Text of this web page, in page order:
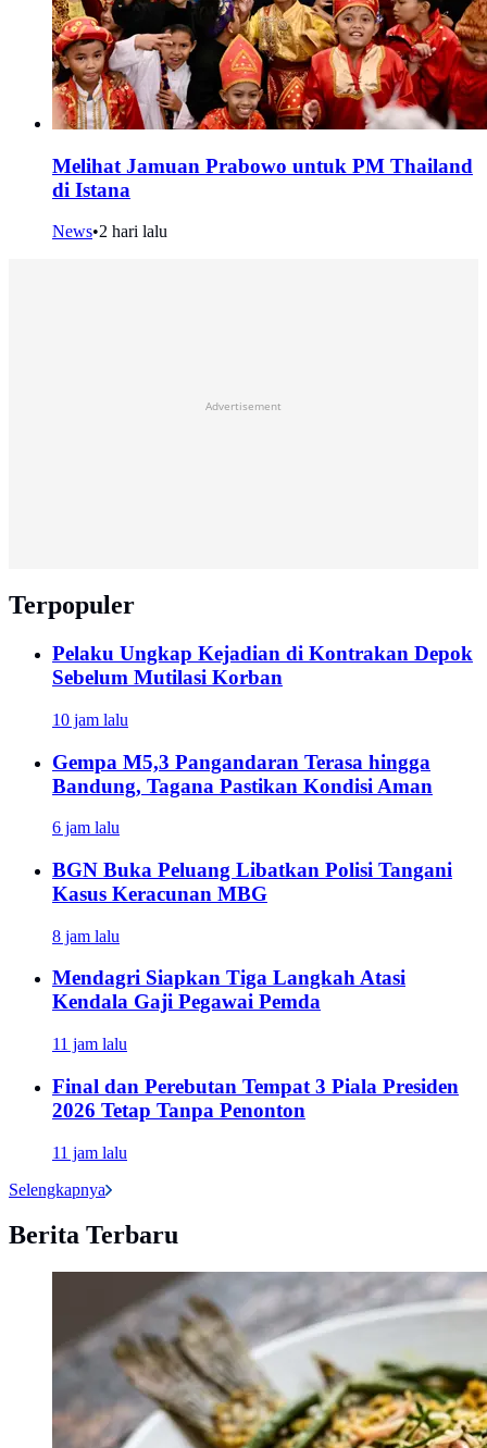
Melihat Jamuan Prabowo untuk PM Thailand
di Istana
News•2 hari lalu
Advertisement
Terpopuler
Pelaku Ungkap Kejadian di Kontrakan Depok
Sebelum Mutilasi Korban
10 jam lalu
Gempa M5,3 Pangandaran Terasa hingga
Bandung, Tagana Pastikan Kondisi Aman
6 jam lalu
BGN Buka Peluang Libatkan Polisi Tangani
Kasus Keracunan MBG
8 jam lalu
Mendagri Siapkan Tiga Langkah Atasi
Kendala Gaji Pegawai Pemda
11 jam lalu
Final dan Perebutan Tempat 3 Piala Presiden
2026 Tetap Tanpa Penonton
11 jam lalu
Selengkapnya
Berita Terbaru